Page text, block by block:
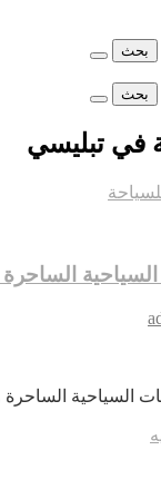
في تبليسي
الساحرة
on
السياحية
السياحية